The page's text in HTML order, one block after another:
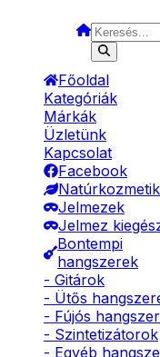
Főoldal
Kategóriák
Márkák
Üzletünk
Kapcsolat
Facebook
Jelmezek
Jelmez
Bontempi
hangszerek
- Gitárok
- Ütős
- Fújós
- Szintetizátorok
- Egyéb